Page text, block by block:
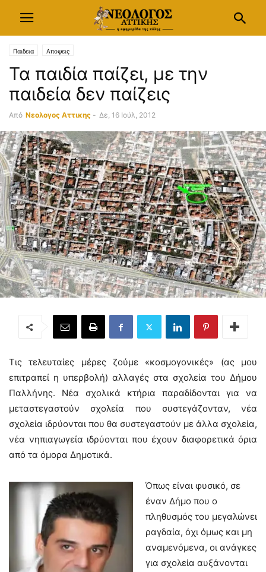
Παιδεια Αποψεις
Τα παιδία παίζει, με την
παιδεία δεν παίζεις
Από Νεολογος Αττικης - Δε, 16 Ιούλ, 2012
Τις τελευταίες μέρες ζούμε «κοσμογονικές» (ας μου
επιτραπεί η υπερβολή) αλλαγές στα σχολεία του Δήμου
Παλλήνης. Νέα σχολικά κτήρια παραδίδονται για να
μεταστεγαστούν σχολεία που συστεγάζονταν, νέα
σχολεία ιδρύονται που θα συστεγαστούν με άλλα σχολεία,
νέα νηπιαγωγεία ιδρύονται που έχουν διαφορετικά όρια
από τα όμορα Δημοτικά.
Όπως είναι φυσικό, σε
έναν Δήμο που ο
πληθυσμός του μεγαλώνει
ραγδαία, όχι όμως και μη
αναμενόμενα, οι ανάγκες
για σχολεία αυξάνονται